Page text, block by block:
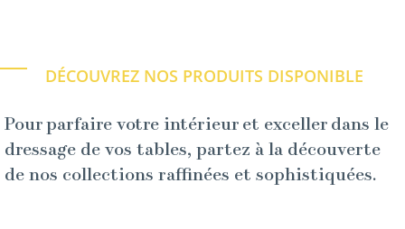
DÉCOUVREZ NOS PRODUITS DISPONIBLE
Pour parfaire votre intérieur et exceller dans le
dressage de vos tables, partez à la découverte
de nos collections raffinées et sophistiquées.